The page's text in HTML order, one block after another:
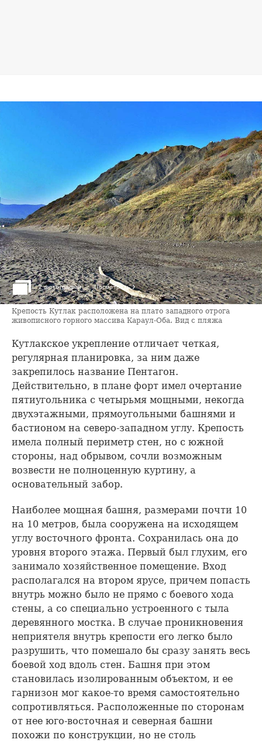
2 фотографии Посмотреть ›
Крепость Кутлак расположена на плато западного отрога
живописного горного массива Караул-Оба. Вид с пляжа
Кутлакское укрепление отличает четкая,
регулярная планировка, за ним даже
закрепилось название Пентагон.
Действительно, в плане форт имел очертание
пятиугольника с четырьмя мощными, некогда
двухэтажными, прямоугольными башнями и
бастионом на северо-западном углу. Крепость
имела полный периметр стен, но с южной
стороны, над обрывом, сочли возможным
возвести не полноценную куртину, а
основательный забор.
Наиболее мощная башня, размерами почти 10
на 10 метров, была сооружена на исходящем
углу восточного фронта. Сохранилась она до
уровня второго этажа. Первый был глухим, его
занимало хозяйственное помещение. Вход
располагался на втором ярусе, причем попасть
внутрь можно было не прямо с боевого хода
стены, а со специально устроенного с тыла
деревянного мостка. В случае проникновения
неприятеля внутрь крепости его легко было
разрушить, что помешало бы сразу занять весь
боевой ход вдоль стен. Башня при этом
становилась изолированным объектом, и ее
гарнизон мог какое-то время самостоятельно
сопротивляться. Расположенные по сторонам
от нее юго-восточная и северная башни
похожи по конструкции, но не столь